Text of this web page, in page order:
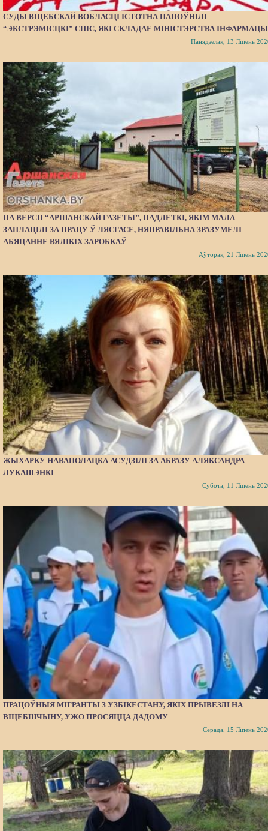
СУДЫ ВІЦЕБСКАЙ ВОБЛАСЦІ ІСТОТНА ПАПОЎНІЛІ
“ЭКСТРЭМІСЦКІ” СПІС, ЯКІ СКЛАДАЕ МІНІСТЭРСТВА
Панядзелак, 13 Ліпень
ПА ВЕРСІІ “АРШАНСКАЙ ГАЗЕТЫ”, ПАДЛЕТКІ, ЯКІМ МАЛА
ЗАПЛАЦІЛІ ЗА ПРАЦУ Ў ЛЯСГАСЕ, НЯПРАВІЛЬНА ЗРАЗУМЕЛІ
АБЯЦАННЕ ВЯЛІКІХ ЗАРОБКАЎ
Аўторак, 21 Ліпень
ЖЫХАРКУ НАВАПОЛАЦКА АСУДЗІЛІ ЗА АБРАЗУ АЛЯКСАНДРА
ЛУКАШЭНКІ
Субота, 11 Ліпень
ПРАЦОЎНЫЯ МІГРАНТЫ З УЗБІКЕСТАНУ, ЯКІХ ПРЫВЕЗЛІ НА
ВІЦЕБШЧЫНУ, УЖО ПРОСЯЦЦА ДАДОМУ
Серада, 15 Ліпень